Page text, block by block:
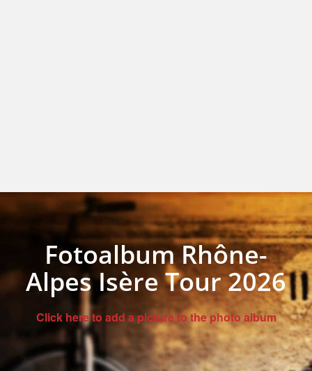
Fotoalbum Rhône-
Alpes Isère Tour 2026
Click here to add a picture to the photo album